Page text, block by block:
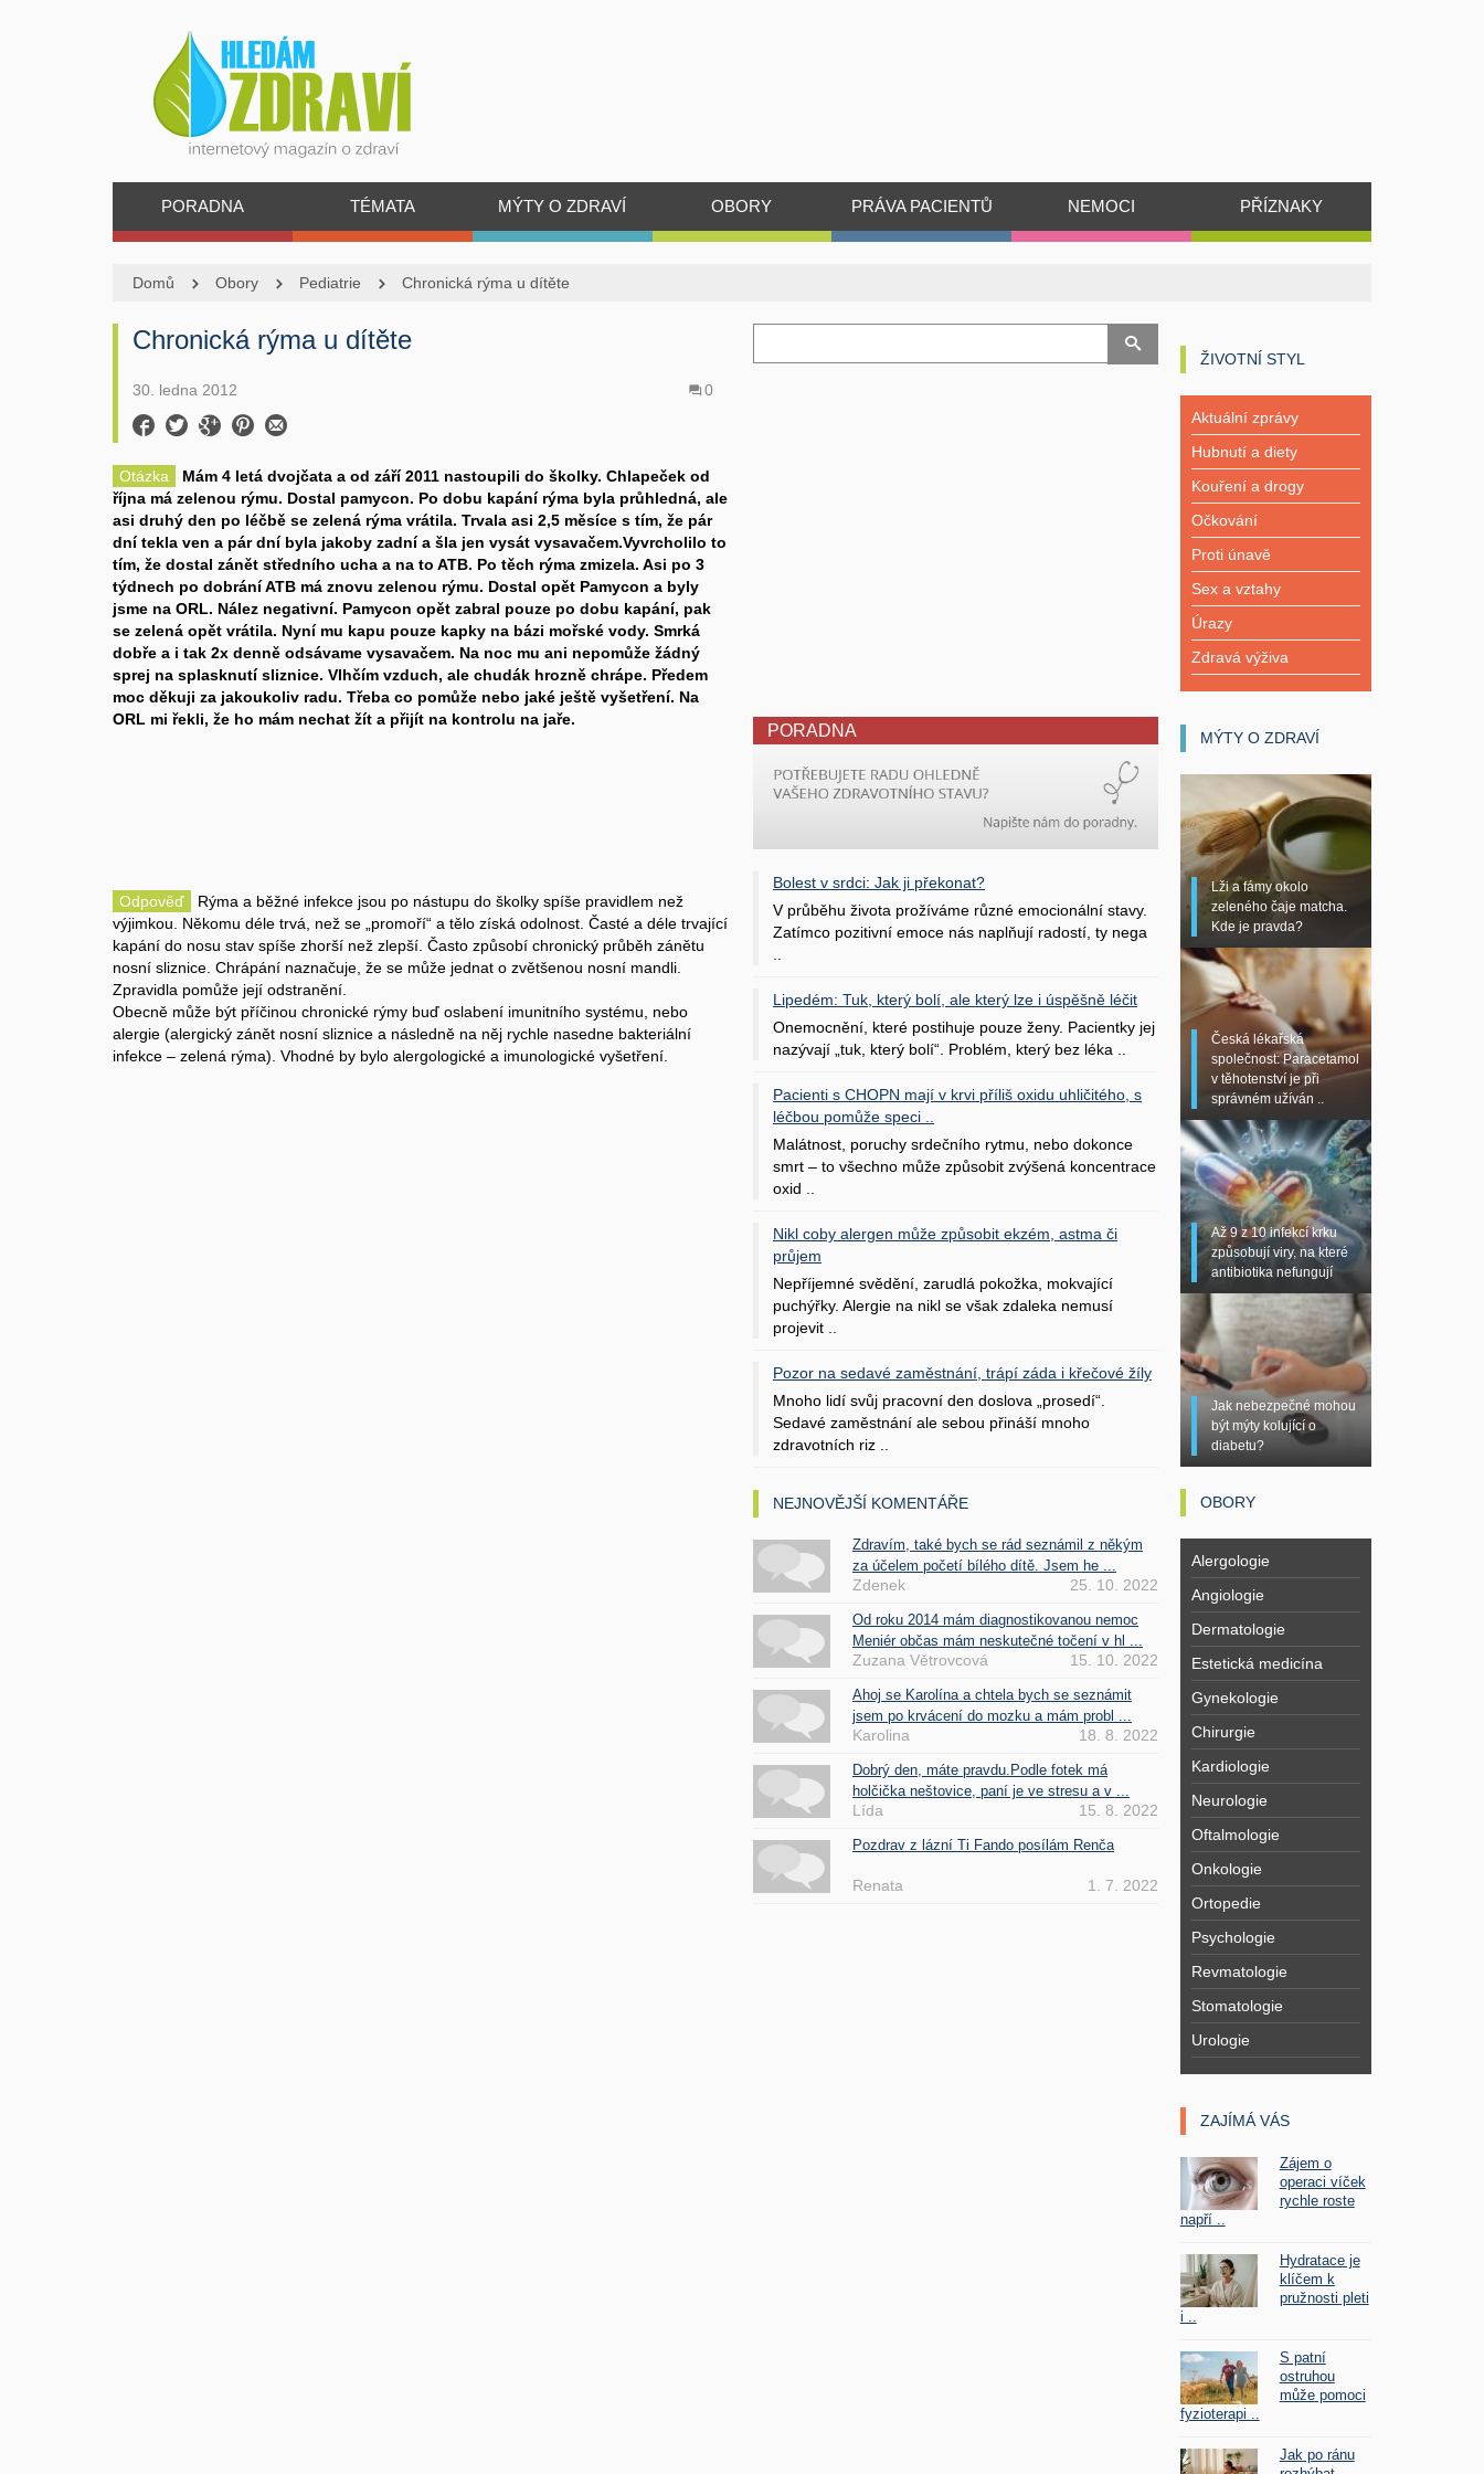
PORADNA TÉMATA MÝTY O ZDRAVÍ OBORY PRÁVA PACIENTŮ NEMOCI PŘÍZNAKY
Domů Obory Pediatrie Chronická rýma u dítěte
Chronická rýma u dítěte
30. ledna 2012 0
Otázka
Mám 4 letá dvojčata a od září 2011 nastoupili do školky. Chlapeček od
října má zelenou rýmu. Dostal pamycon. Po dobu kapání rýma byla průhledná, ale
asi druhý den po léčbě se zelená rýma vrátila. Trvala asi 2,5 měsíce s tím, že pár
dní tekla ven a pár dní byla jakoby zadní a šla jen vysát vysavačem.Vyvrcholilo to
tím, že dostal zánět středního ucha a na to ATB. Po těch rýma zmizela. Asi po 3
týdnech po dobrání ATB má znovu zelenou rýmu. Dostal opět Pamycon a byly
jsme na ORL. Nález negativní. Pamycon opět zabral pouze po dobu kapání, pak
se zelená opět vrátila. Nyní mu kapu pouze kapky na bázi mořské vody. Smrká
dobře a i tak 2x denně odsávame vysavačem. Na noc mu ani nepomůže žádný
sprej na splasknutí sliznice. Vlhčím vzduch, ale chudák hrozně chrápe. Předem
moc děkuji za jakoukoliv radu. Třeba co pomůže nebo jaké ještě vyšetření. Na
ORL mi řekli, že ho mám nechat žít a přijít na kontrolu na jaře.
Odpověď
Rýma a běžné infekce jsou po nástupu do školky spíše pravidlem než
výjimkou. Někomu déle trvá, než se „promoří“ a tělo získá odolnost. Časté a déle trvající
kapání do nosu stav spíše zhorší než zlepší. Často způsobí chronický průběh zánětu
nosní sliznice. Chrápání naznačuje, že se může jednat o zvětšenou nosní mandli.
Zpravidla pomůže její odstranění.
Obecně může být příčinou chronické rýmy buď oslabení imunitního systému, nebo
alergie (alergický zánět nosní sliznice a následně na něj rychle nasedne bakteriální
infekce – zelená rýma). Vhodné by bylo alergologické a imunologické vyšetření.
PORADNA
Bolest v srdci: Jak ji překonat?
V průběhu života prožíváme různé emocionální stavy.
Zatímco pozitivní emoce nás naplňují radostí, ty nega
Lipedém: Tuk, který bolí, ale který lze i úspěšně léčit
Onemocnění, které postihuje pouze ženy. Pacientky jej
nazývají „tuk, který bolí“. Problém, který bez léka ..
Pacienti s CHOPN mají v krvi příliš oxidu uhličitého, s
léčbou pomůže speci ..
Malátnost, poruchy srdečního rytmu, nebo dokonce
smrt – to všechno může způsobit zvýšená koncentrace
oxid ..
Nikl coby alergen může způsobit ekzém, astma či
průjem
Nepříjemné svědění, zarudlá pokožka, mokvající
puchýřky. Alergie na nikl se však zdaleka nemusí
projevit ..
Pozor na sedavé zaměstnání, trápí záda i křečové žíly
Mnoho lidí svůj pracovní den doslova „prosedí“.
Sedavé zaměstnání ale sebou přináší mnoho
zdravotních riz ..
NEJNOVĚJŠÍ KOMENTÁŘE
Zdravím, také bych se rád seznámil z někým
za účelem početí bílého dítě. Jsem he ...
Zdenek 25. 10. 2022
Od roku 2014 mám diagnostikovanou nemoc
Meniér občas mám neskutečné točení v hl ...
Zuzana Větrovcová 15. 10. 2022
Ahoj se Karolína a chtela bych se seznámit
jsem po krvácení do mozku a mám probl ...
Karolina 18. 8. 2022
Dobrý den, máte pravdu.Podle fotek má
holčička neštovice, paní je ve stresu a v ...
Lída 15. 8. 2022
Pozdrav z lázní Ti Fando posílám Renča
Renata 1. 7. 2022
ŽIVOTNÍ STYL
Aktuální zprávy
Hubnutí a diety
Kouření a drogy
Očkování
Proti únavě
Sex a vztahy
Úrazy
Zdravá výživa
MÝTY O ZDRAVÍ
Lži a fámy okolo
zeleného čaje matcha.
Kde je pravda?
Česká lékařská
společnost: Paracetamol
v těhotenství je při
správném užíván ..
Až 9 z 10 infekcí krku
způsobují viry, na které
antibiotika nefungují
Jak nebezpečné mohou
být mýty kolující o
diabetu?
OBORY
Alergologie
Angiologie
Dermatologie
Estetická medicína
Gynekologie
Chirurgie
Kardiologie
Neurologie
Oftalmologie
Onkologie
Ortopedie
Psychologie
Revmatologie
Stomatologie
Urologie
ZAJÍMÁ VÁS
Zájem o
operaci víček
rychle roste
napří ..
Hydratace je
klíčem k
pružnosti pleti
i ..
S patní
ostruhou
může pomoci
fyzioterapi ..
Jak po ránu